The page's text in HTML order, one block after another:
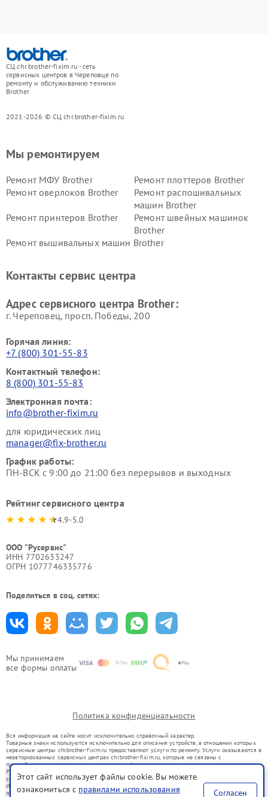
СЦ chr.brother-fixim.ru - сеть
сервисных центров в Череповце по
ремонту и обслуживанию техники
Brother
2021-2026 © СЦ chr.brother-fixim.ru
Мы принимаем
все формы оплаты
Мы ремонтируем
Ремонт МФУ Brother
Ремонт плоттеров Brother
Ремонт оверлоков Brother
Ремонт распошивальных
машин Brother
Ремонт принтеров Brother
Ремонт швейных машинок
Brother
Ремонт вышивальных машин Brother
Контакты сервис центра
Адрес сервисного центра Brother:
г. Череповец, просп. Победы, 200
Горячая линия:
+7 (800) 301-55-83
Контактный телефон:
8 (800) 301-55-83
Электронная почта:
info@brother-fixim.ru
для юридических лиц
manager@fix-brother.ru
График работы:
ПН-ВСК с 9:00 до 21:00 без перерывов и выходных
Рейтинг сервисного центра
4.9-5.0
ООО "Русервис"
ИНН 7702633247
ОГРН 1077746335776
Поделиться в соц. сетях:
Политика конфиденциальности
Вся информация на сайте носит исключительно справочный характер.
Товарные знаки используются исключительно для описания устройств, в отношении которых
сервисные центры chr.brother-fixim.ru предоставляют услуги по ремонту. Услуги оказываются в
неавторизованных сервисных центрах chr.brother-fixim.ru, которые не связаны с
правообладателями товарных знаков или их официальными представителями.
Ремонт осуществляется для устройств, уже введенных в гражданский оборот в соответствии
со статьей 1487 ГК РФ.
Использование товарных знаков не преследует цели индивидуализации услуг или введения
потребителей в заблуждение, а служит для информирования о предоставляемых услугах по
Этот сайт использует файлы cookie. Вы можете
ознакомиться с правилами использования
Согласен